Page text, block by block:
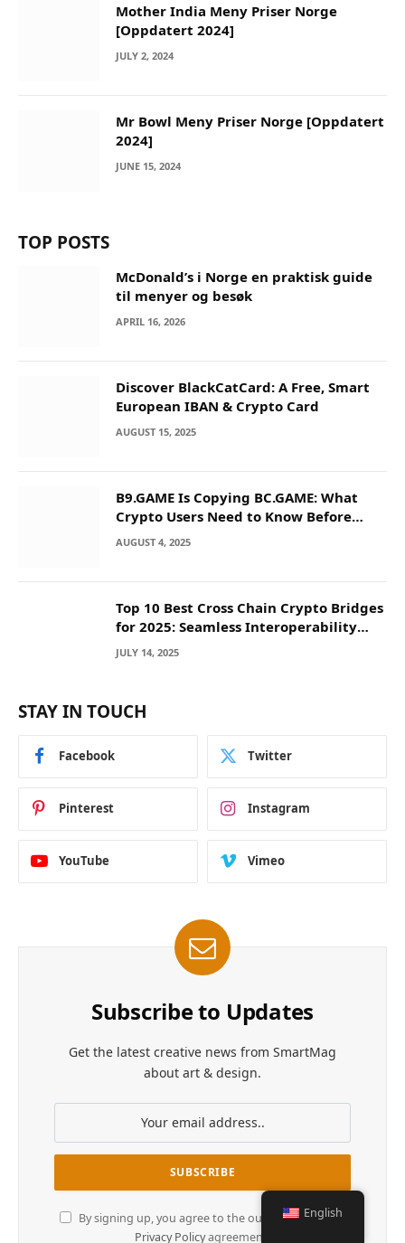
Mother India Meny Priser Norge
[Oppdatert 2024]
JULY 2, 2024
Mr Bowl Meny Priser Norge [Oppdatert
2024]
JUNE 15, 2024
TOP POSTS
McDonald’s i Norge en praktisk guide
til menyer og besøk
APRIL 16, 2026
Discover BlackCatCard: A Free, Smart
European IBAN & Crypto Card
AUGUST 15, 2025
B9.GAME Is Copying BC.GAME: What
Crypto Users Need to Know Before
They Deposit
AUGUST 4, 2025
Top 10 Best Cross Chain Crypto Bridges
for 2025: Seamless Interoperability
Across Blockchain Networks
JULY 14, 2025
STAY IN TOUCH
Facebook Twitter
Pinterest Instagram
YouTube Vimeo
Subscribe to Updates
Get the latest creative news from SmartMag
about art & design.
By signing up, you agree to the our terms and our
Privacy Policyagreement.
English